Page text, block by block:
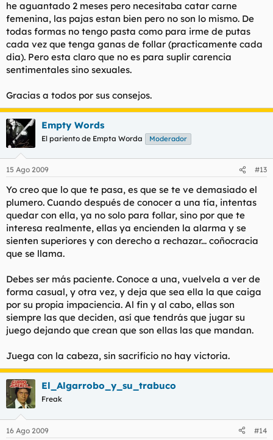
he aguantado 2 meses pero necesitaba catar carne
femenina, las pajas estan bien pero no son lo mismo. De
todas formas no tengo pasta como para irme de putas
cada vez que tenga ganas de follar (practicamente cada
dia). Pero esta claro que no es para suplir carencia
sentimentales sino sexuales.
Gracias a todos por sus consejos.
Empty Words
El pariento de Empta Worda Moderador
15 Ago 2009 #13
Yo creo que lo que te pasa, es que se te ve demasiado el
plumero. Cuando después de conocer a una tía, intentas
quedar con ella, ya no solo para follar, sino por que te
interesa realmente, ellas ya encienden la alarma y se
sienten superiores y con derecho a rechazar... coñocracia
que se llama.
Debes ser más paciente. Conoce a una, vuelvela a ver de
forma casual, y otra vez, y deja que sea ella la que caiga
por su propia impaciencia. Al fin y al cabo, ellas son
siempre las que deciden, así que tendrás que jugar su
juego dejando que crean que son ellas las que mandan.
Juega con la cabeza, sin sacrificio no hay victoria.
El_Algarrobo_y_su_trabuco
Freak
16 Ago 2009 #14